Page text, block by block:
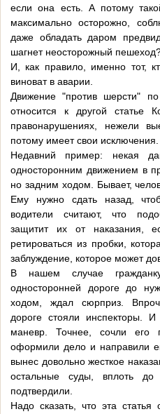
если она есть. А потому
максимально осторожно,
даже обладать даром
шагнет неосторожный
И, как правило, именно тот,
виноват в аварии.
Движение "против шерсти"
относится к другой статье
правонарушениях, нежели
потому имеет свои исключения.
Недавний пример: некая
односторонним движением в
но задним ходом. Бывает,
Ему нужно сдать назад,
водители считают, что
защитит их от наказания,
ретироваться из пробки,
заблуждение, которое может
В нашем случае
односторонней дороге до
ходом, ждал сюрприз.
дороге стояли инспекторы.
маневр. Точнее, сочли его
оформили дело и направили
вынес довольно жесткое
остальные суды, вплоть до
подтвердили.
Надо сказать, что эта